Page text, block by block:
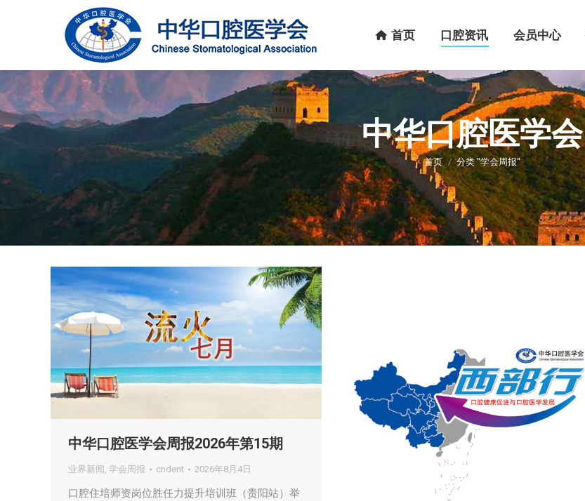
首页 口腔资讯 会员中心
中华口腔医学会
您在这里：
首页 分类 "学会周报"
中华口腔医学会周报2026年第15期
业界新闻 , 学会周报 cndent 2026年8月4日
口腔住培师资岗位胜任力提升培训班（贵阳站）举